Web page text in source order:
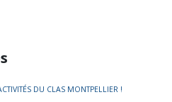
DU CLAS MONTPELLIER !